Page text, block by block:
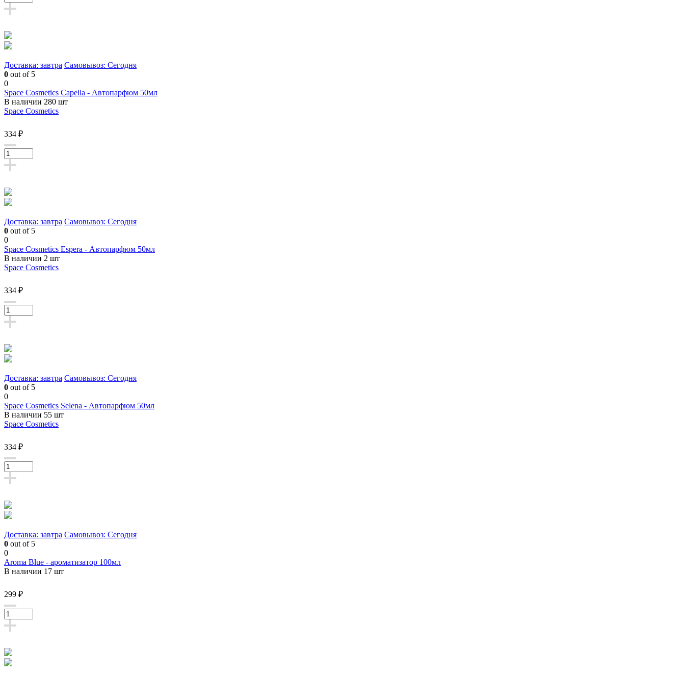
Доставка: завтра Самовывоз: Сегодня
0 out of 5
0
Space Cosmetics Capella - Автопарфюм 50мл
В наличии 280 шт
Space Cosmetics
334 ₽
Доставка: завтра Самовывоз: Сегодня
0 out of 5
0
Space Cosmetics Espera - Автопарфюм 50мл
В наличии 2 шт
Space Cosmetics
334 ₽
Доставка: завтра Самовывоз: Сегодня
0 out of 5
0
Space Cosmetics Selena - Автопарфюм 50мл
В наличии 55 шт
Space Cosmetics
334 ₽
Доставка: завтра Самовывоз: Сегодня
0 out of 5
0
Aroma Blue - ароматизатор 100мл
В наличии 17 шт
299 ₽